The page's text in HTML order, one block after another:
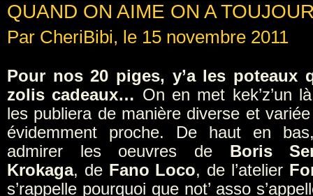
QUAND ON AIME ON A
Par CheriBibi, le 15 novembre 2011
Pour nos 20 piges, y’a les poteaux
zolis cadeaux… On en met kek’z’un
les publiera de manière diverse et
évidemment proche. De haut en
admirer les oeuvres de Boris
Krokaga, de Fano Loco, de l’atelier
s’rappelle pourquoi que not’ asso